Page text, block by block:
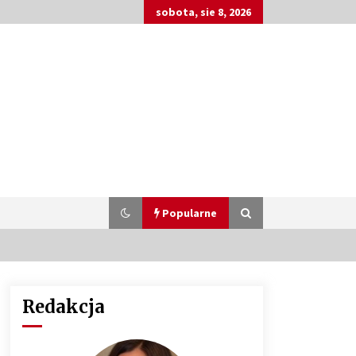
sobota, sie 8, 2026
Popularne
Customizacja wnętrza samochodu:
Jak zamontować radio 2DIN i
4 miesiące ago
Redakcja